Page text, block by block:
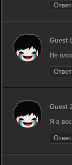
Guest
Не
Guest
Я в